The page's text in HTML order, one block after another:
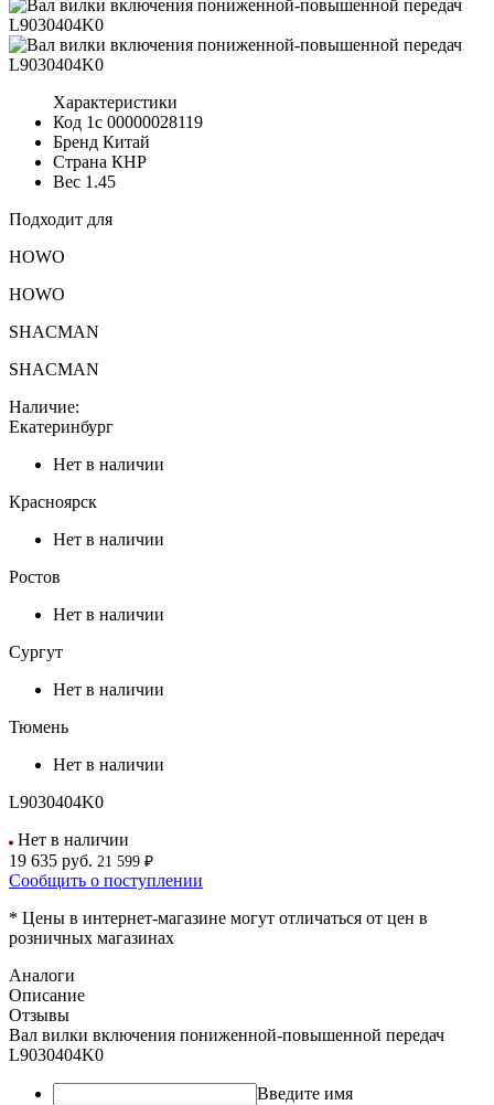
Характеристики
Код 1с 00000028119
Бренд Китай
Страна КНР
Вес 1.45
Подходит для
HOWO
HOWO
SHACMAN
SHACMAN
Наличие:
Екатеринбург
Нет в наличии
Красноярск
Нет в наличии
Ростов
Нет в наличии
Сургут
Нет в наличии
Тюмень
Нет в наличии
L9030404K0
Нет в наличии
19 635 руб. 21 599 ₽
Сообщить о поступлении
* Цены в интернет-магазине могут отличаться от цен в
розничных магазинах
Аналоги
Описание
Отзывы
Вал вилки включения пониженной-повышенной передач
L9030404K0
Введите имя